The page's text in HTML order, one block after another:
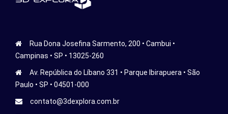
Rua Dona Josefina Sarmento, 200 • Cambui •
Campinas • SP • 13025-260
Av. República do Líbano 331 • Parque Ibirapuera • São
Paulo • SP • 04501-000
contato@3dexplora.com.br